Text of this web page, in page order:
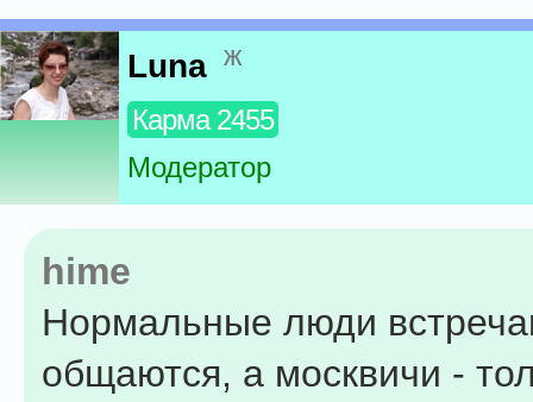
Luna ж
Карма 2455
Модератор
hime
Нормальные люди
общаются, а москвичи -